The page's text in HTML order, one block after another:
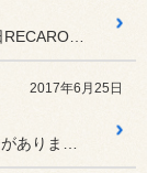
2017年6月25日